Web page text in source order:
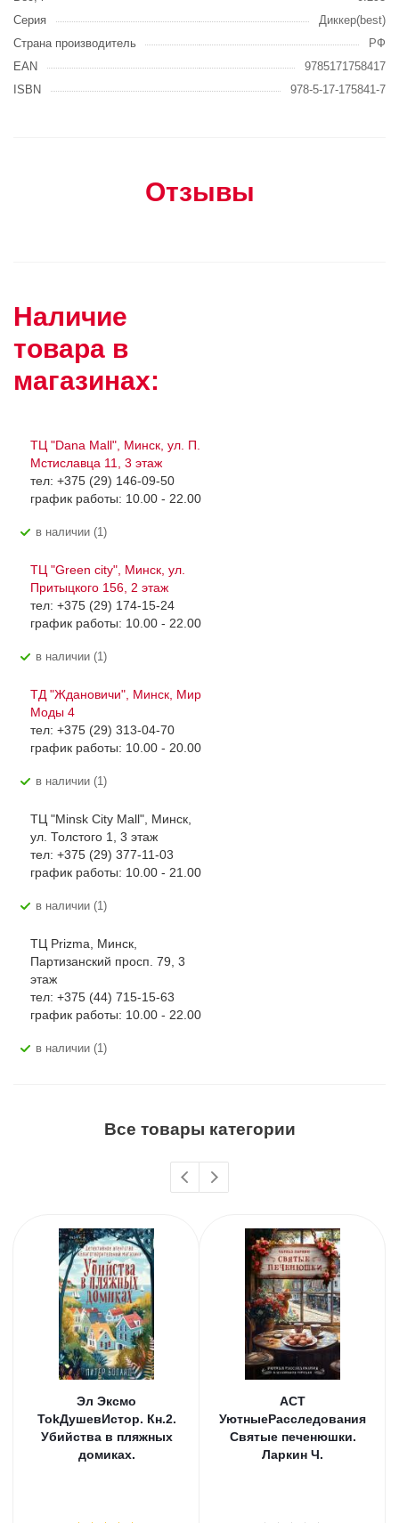
Серия
Диккер(best)
Страна производитель
РФ
EAN
9785171758417
ISBN
978-5-17-175841-7
Отзывы
Наличие
товара в
магазинах:
ТЦ "Dana Mall", Минск, ул. П.
Мстиславца 11, 3 этаж
тел: +375 (29) 146-09-50
график работы: 10.00 - 22.00
В наличии (1)
ТЦ "Green city", Минск, ул.
Притыцкого 156, 2 этаж
тел: +375 (29) 174-15-24
график работы: 10.00 - 22.00
В наличии (1)
ТД "Ждановичи", Минск, Мир
Моды 4
тел: +375 (29) 313-04-70
график работы: 10.00 - 20.00
В наличии (1)
ТЦ "Minsk City Mall", Минск,
ул. Толстого 1, 3 этаж
тел: +375 (29) 377-11-03
график работы: 10.00 - 21.00
В наличии (1)
ТЦ Prizma, Минск,
Партизанский просп. 79, 3
этаж
тел: +375 (44) 715-15-63
график работы: 10.00 - 22.00
В наличии (1)
Все товары категории
Эл Эксмо
TokДушевИстор. Кн.2.
Убийства в пляжных
домиках.
АСТ
УютныеРасследования
Святые печенюшки.
Ларкин Ч.